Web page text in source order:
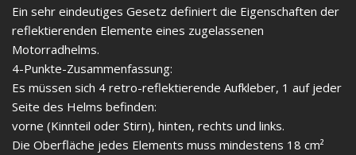
Ein sehr eindeutiges Gesetz definiert die Eigenschaften der
reflektierenden Elemente eines zugelassenen
Motorradhelms.
4-Punkte-Zusammenfassung:
Es müssen sich 4 retro-reflektierende Aufkleber, 1 auf jeder
Seite des Helms befinden:
vorne (Kinnteil oder Stirn), hinten, rechts und links.
Die Oberfläche jedes Elements muss mindestens 18 cm²